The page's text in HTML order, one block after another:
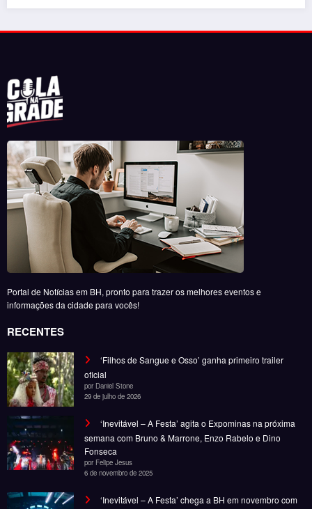
Portal de Notícias em BH, pronto para trazer os melhores eventos e
informações da cidade para vocês!
RECENTES
‘Filhos de Sangue e Osso’ ganha primeiro trailer
oficial
por Daniel Stone
29 de julho de 2026
‘Inevitável – A Festa’ agita o Expominas na próxima
semana com Bruno & Marrone, Enzo Rabelo e Dino
Fonseca
por Felipe Jesus
6 de novembro de 2025
por Felipe Jesus
28 de outubro de 2025
Noticias Entretenimento
Além do Horizonte
© Copyright 2025, Todos os direitos reservados | Desenvolvido por Fênace
Comunicação e Marketing | Powered BySpiceThemes